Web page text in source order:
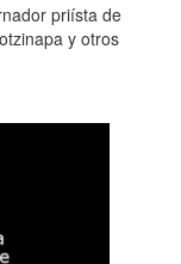
priísta de
y otros